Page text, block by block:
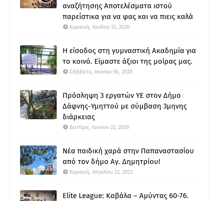
αναζήτησης Αποτελέσματα ιστού
παρεΐστικα για να φας και να πιεις καλά
Κυριακή, Ιουλίου 12, 2020
Η είσοδος στη γυμναστική Ακαδημία για
το κοινό. Είμαστε άξιοι της μοίρας μας.
Σάββατο, Ιουνίου 06, 2020
Πρόσληψη 3 εργατών ΥΕ στον Δήμο
Δάφνης-Υμηττού με σύμβαση 3μηνης
διάρκειας
Δευτέρα, Ιουνίου 22, 2020
Νέα παιδική χαρά στην Παπαναστασίου
από τον δήμο Αγ. Δημητρίου!
Κυριακή, Απριλίου 23, 2023
Elite League: Καβάλα – Αμύντας 60-76.